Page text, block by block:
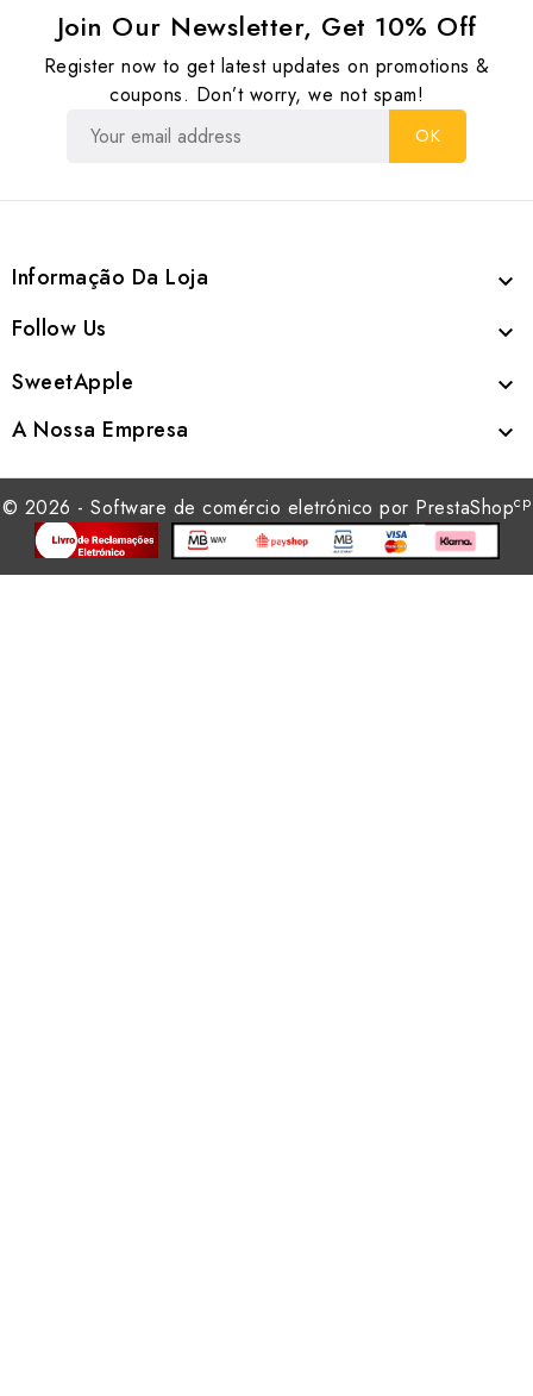
Join Our Newsletter, Get 10% Off
Register now to get latest updates on promotions &
coupons. Don’t worry, we not spam!
Informação Da Loja 
Follow Us 
SweetApple 
A Nossa Empresa 
© 2026 - Software de comércio eletrónico por PrestaShopcp